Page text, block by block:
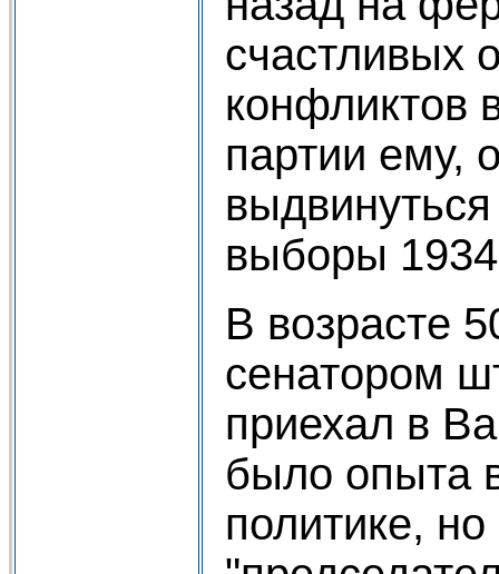
счастливых
конфликтов
партии ему,
выборы
В возрасте
сенатором
приехал в
было опыта
политике, но